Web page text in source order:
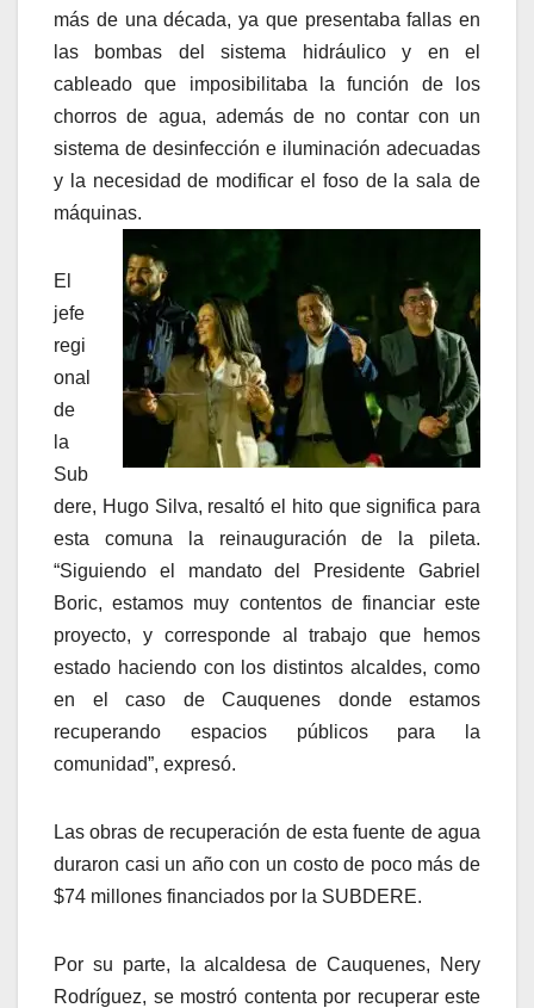
más de una década, ya que presentaba fallas en
las bombas del sistema hidráulico y en el
cableado que imposibilitaba la función de los
chorros de agua, además de no contar con un
sistema de desinfección e iluminación adecuadas
y la necesidad de modificar el foso de la sala de
máquinas.
El
jefe
regi
onal
de
la
Sub
dere, Hugo Silva, resaltó el hito que significa para
esta comuna la reinauguración de la pileta.
“Siguiendo el mandato del Presidente Gabriel
Boric, estamos muy contentos de financiar este
proyecto, y corresponde al trabajo que hemos
estado haciendo con los distintos alcaldes, como
en el caso de Cauquenes donde estamos
recuperando espacios públicos para la
comunidad”, expresó.
Las obras de recuperación de esta fuente de agua
duraron casi un año con un costo de poco más de
$74 millones financiados por la SUBDERE.
Por su parte, la alcaldesa de Cauquenes, Nery
Rodríguez, se mostró contenta por recuperar este